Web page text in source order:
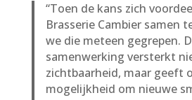
“Toen de kans zich
Brasserie Cambier samen
we die meteen gegrepen.
samenwerking versterkt
zichtbaarheid, maar geeft
mogelijkheid om nieuwe